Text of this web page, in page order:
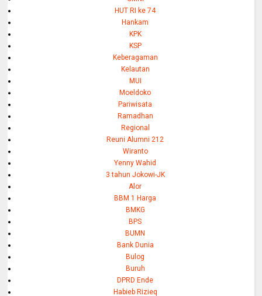
HUT RI ke 74
Hankam
KPK
KSP
Keberagaman
Kelautan
MUI
Moeldoko
Pariwisata
Ramadhan
Regional
Reuni Alumni 212
Wiranto
Yenny Wahid
3 tahun Jokowi-JK
Alor
BBM 1 Harga
BMKG
BPS
BUMN
Bank Dunia
Bulog
Buruh
DPRD Ende
Habieb Rizieq